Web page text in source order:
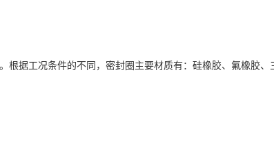
根据工况条件的不同，密封圈主要材质有：硅橡胶、氟橡胶